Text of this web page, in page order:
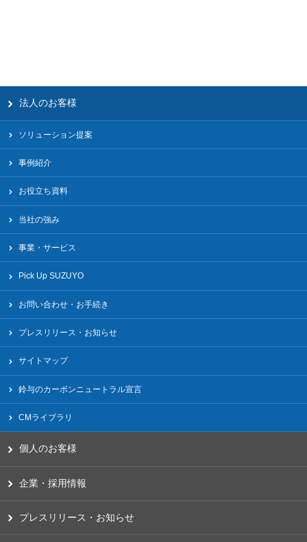
法人のお客様
ソリューション提案
事例紹介
お役立ち資料
当社の強み
事業・サービス
Pick Up SUZUYO
お問い合わせ・お手続き
プレスリリース・お知らせ
サイトマップ
鈴与のカーボンニュートラル宣言
CMライブラリ
個人のお客様
企業・採用情報
プレスリリース・お知らせ